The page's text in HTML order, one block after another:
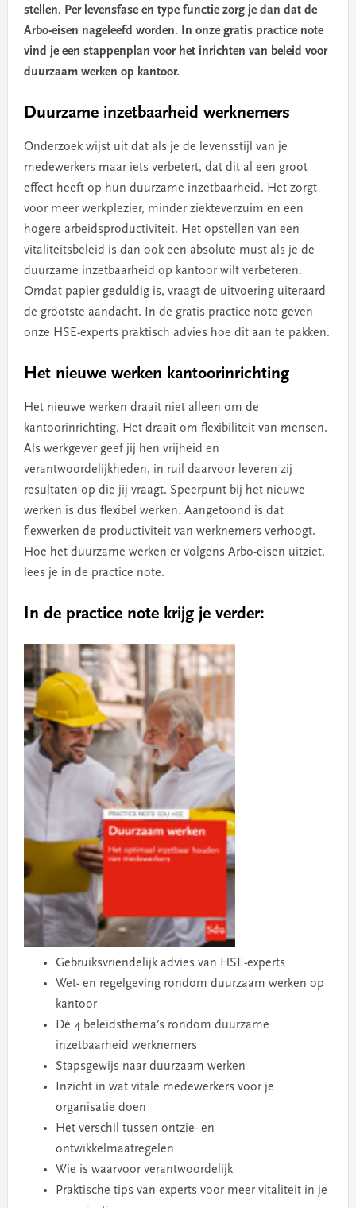
stellen. Per levensfase en type functie zorg je dan dat de
Arbo-eisen nageleefd worden. In onze gratis practice note
vind je een stappenplan voor het inrichten van beleid voor
duurzaam werken op kantoor.
Duurzame inzetbaarheid werknemers
Onderzoek wijst uit dat als je de levensstijl van je
medewerkers maar iets verbetert, dat dit al een groot
effect heeft op hun duurzame inzetbaarheid. Het zorgt
voor meer werkplezier, minder ziekteverzuim en een
hogere arbeidsproductiviteit. Het opstellen van een
vitaliteitsbeleid is dan ook een absolute must als je de
duurzame inzetbaarheid op kantoor wilt verbeteren.
Omdat papier geduldig is, vraagt de uitvoering uiteraard
de grootste aandacht. In de gratis practice note geven
onze HSE-experts praktisch advies hoe dit aan te pakken.
Het nieuwe werken kantoorinrichting
Het nieuwe werken draait niet alleen om de
kantoorinrichting. Het draait om flexibiliteit van mensen.
Als werkgever geef jij hen vrijheid en
verantwoordelijkheden, in ruil daarvoor leveren zij
resultaten op die jij vraagt. Speerpunt bij het nieuwe
werken is dus flexibel werken. Aangetoond is dat
flexwerken de productiviteit van werknemers verhoogt.
Hoe het duurzame werken er volgens Arbo-eisen uitziet,
lees je in de practice note.
In de practice note krijg je verder:
Gebruiksvriendelijk advies van HSE-experts
Wet- en regelgeving rondom duurzaam werken op
kantoor
Dé 4 beleidsthema’s rondom duurzame
inzetbaarheid werknemers
Stapsgewijs naar duurzaam werken
Inzicht in wat vitale medewerkers voor je
organisatie doen
Het verschil tussen ontzie- en
ontwikkelmaatregelen
Wie is waarvoor verantwoordelijk
Praktische tips van experts voor meer vitaliteit in je